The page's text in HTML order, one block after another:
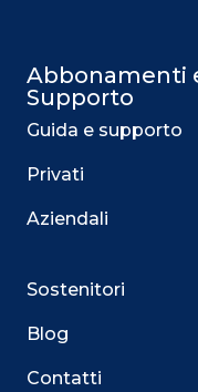
Abbonamenti
Supporto
Guida e supporto
Privati
Aziendali
Sostenitori
Blog
Contatti